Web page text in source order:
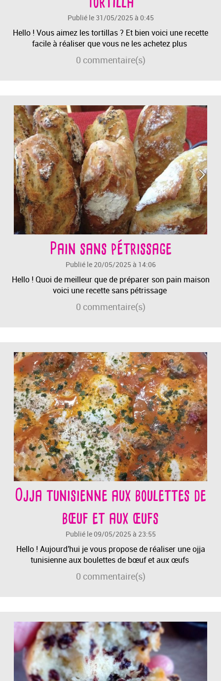
Publié le 31/05/2025 à 0:45
Hello ! Vous aimez les tortillas ? Et bien voici une recette
facile à réaliser que vous ne les achetez plus
0 commentaire(s)
Pain sans pétrissage
Publié le 20/05/2025 à 14:06
Hello ! Quoi de meilleur que de préparer son pain maison
voici une recette sans pétrissage
0 commentaire(s)
Ojja tunisienne aux boulettes de
bœuf et aux œufs
Publié le 09/05/2025 à 23:55
Hello ! Aujourd'hui je vous propose de réaliser une ojja
tunisienne aux boulettes de bœuf et aux œufs
0 commentaire(s)